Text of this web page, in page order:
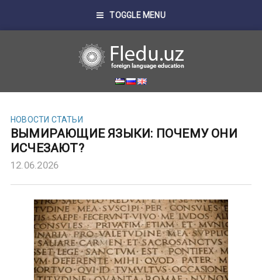
TOGGLE MENU
НОВОСТИ СТАТЬИ
ВЫМИРАЮЩИЕ ЯЗЫКИ: ПОЧЕМУ ОНИ
ИСЧЕЗАЮТ?
12.06.2026